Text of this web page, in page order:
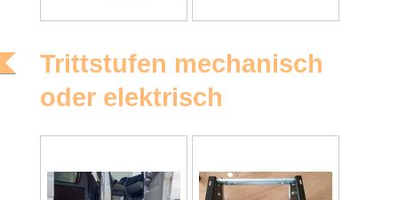
Trittstufen mechanisch
oder elektrisch